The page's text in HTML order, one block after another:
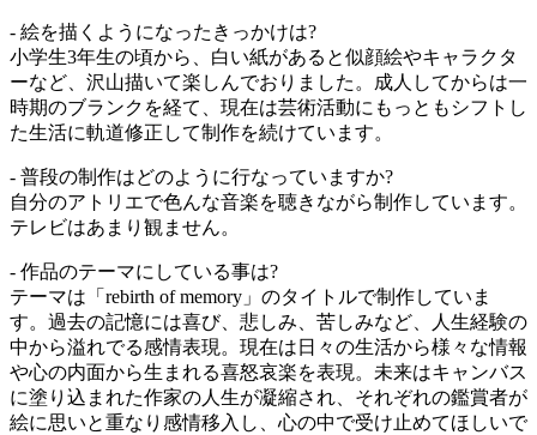
- 絵を描くようになったきっかけは?
小学生3年生の頃から、白い紙があると似顔絵やキャラクタ
ーなど、沢山描いて楽しんでおりました。成人してからは一
時期のブランクを経て、現在は芸術活動にもっともシフトし
た生活に軌道修正して制作を続けています。
- 普段の制作はどのように行なっていますか?
自分のアトリエで色んな音楽を聴きながら制作しています。
テレビはあまり観ません。
- 作品のテーマにしている事は?
テーマは「rebirth of memory」のタイトルで制作していま
す。過去の記憶には喜び、悲しみ、苦しみなど、人生経験の
中から溢れでる感情表現。現在は日々の生活から様々な情報
や心の内面から生まれる喜怒哀楽を表現。未来はキャンバス
に塗り込まれた作家の人生が凝縮され、それぞれの鑑賞者が
絵に思いと重なり感情移入し、心の中で受け止めてほしいで